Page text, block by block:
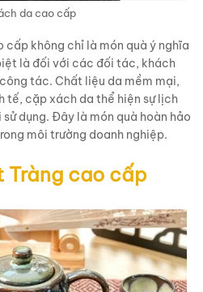
da cao cấp
không chỉ là món quà ý nghĩa
là đối với các đối tác, khách
tác. Chất liệu da mềm mại,
tế, cặp xách da thể hiện sự lịch
dụng. Đây là món quà hoàn hảo
môi trường doanh nghiệp.
Tràng cao cấp